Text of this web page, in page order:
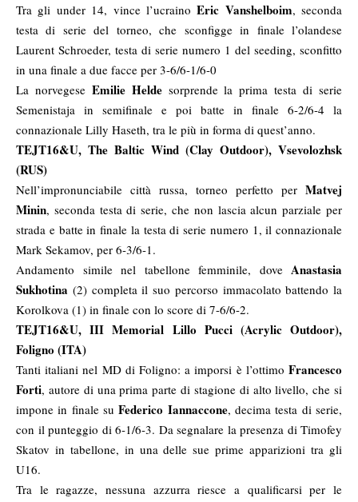
Tra gli under 14, vince l’ucraino Eric Vanshelboim, seconda
testa di serie del torneo, che sconfigge in finale l’olandese
Laurent Schroeder, testa di serie numero 1 del seeding, sconfitto
in una finale a due facce per 3-6/6-1/6-0
La norvegese Emilie Heldesorprende la prima testa di serie
Semenistaja in semifinale e poi batte in finale 6-2/6-4 la
connazionale Lilly Haseth, tra le più in forma di quest’anno.
TEJT16&U, The Baltic Wind (Clay Outdoor), Vsevolozhsk
(RUS)
Nell’impronunciabile città russa, torneo perfetto per Matvej
Minin, seconda testa di serie, che non lascia alcun parziale per
strada e batte in finale la testa di serie numero 1, il connazionale
Mark Sekamov, per 6-3/6-1.
Andamento simile nel tabellone femminile, doveAnastasia
Sukhotina (2) completa il suo percorso immacolato battendo la
Korolkova (1) in finale con lo score di 7-6/6-2.
TEJT16&U, III Memorial Lillo Pucci (Acrylic Outdoor),
Foligno (ITA)
Tanti italiani nel MD di Foligno: a imporsi è l’ottimo Francesco
Forti, autore di una prima parte di stagione di alto livello, che si
impone in finale suFederico Iannaccone, decima testa di serie,
con il punteggio di 6-1/6-3. Da segnalare la presenza di Timofey
Skatov in tabellone, in una delle sue prime apparizioni tra gli
U16.
Tra le ragazze, nessuna azzurra riesce a qualificarsi per le